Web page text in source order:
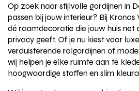
Op zoek naar stijlvolle gordijnen in
passen bij jouw interieur? Bij Kronos
dé raamdecoratie die jouw huis net
privacy geeft. Of je nu kiest voor
verduisterende rolgordijnen of
wij helpen je elke ruimte aan te
hoogwaardige stoffen en slim